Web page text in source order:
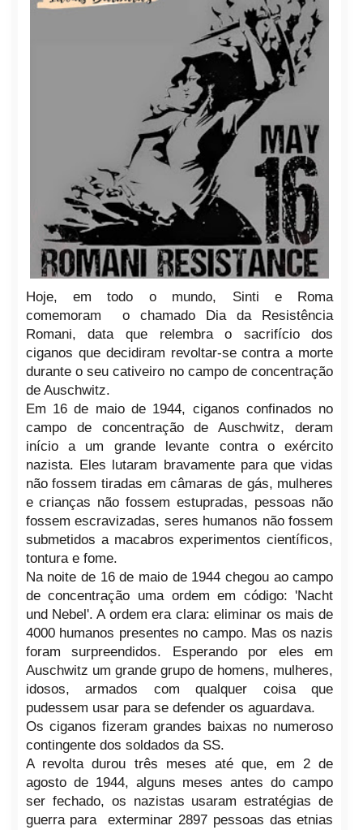
Hoje, em todo o mundo, Sinti e Roma
comemoram o chamado Dia da Resistência
Romani, data que relembra o sacrifício dos
ciganos que decidiram revoltar-se contra a morte
durante o seu cativeiro no campo de concentração
de Auschwitz.
Em 16 de maio de 1944, ciganos confinados no
campo de concentração de Auschwitz, deram
início a um grande levante contra o exército
nazista. Eles lutaram bravamente para que vidas
não fossem tiradas em câmaras de gás, mulheres
e crianças não fossem estupradas, pessoas não
fossem escravizadas, seres humanos não fossem
submetidos a macabros experimentos científicos,
tontura e fome.
Na noite de 16 de maio de 1944 chegou ao campo
de concentração uma ordem em código: 'Nacht
und Nebel'. A ordem era clara: eliminar os mais de
4000 humanos presentes no campo. Mas os nazis
foram surpreendidos. Esperando por eles em
Auschwitz um grande grupo de homens, mulheres,
idosos, armados com qualquer coisa que
pudessem usar para se defender os aguardava.
Os ciganos fizeram grandes baixas no numeroso
contingente dos soldados da SS.
A revolta durou três meses até que, em 2 de
agosto de 1944, alguns meses antes do campo
ser fechado, os nazistas usaram estratégias de
guerra para exterminar 2897 pessoas das etnias